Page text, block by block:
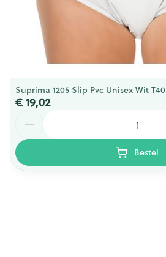
Suprima 1205 Slip Pvc Unisex Wit T40
€ 19,02
Bestel